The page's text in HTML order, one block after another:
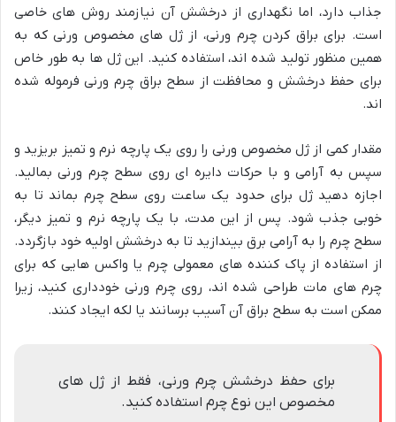
جذاب دارد، اما نگهداری از درخشش آن نیازمند روش های خاصی
است. برای براق کردن چرم ورنی، از ژل های مخصوص ورنی که به
همین منظور تولید شده اند، استفاده کنید. این ژل ها به طور خاص
برای حفظ درخشش و محافظت از سطح براق چرم ورنی فرموله شده
اند.
مقدار کمی از ژل مخصوص ورنی را روی یک پارچه نرم و تمیز بریزید و
سپس به آرامی و با حرکات دایره ای روی سطح چرم ورنی بمالید.
اجازه دهید ژل برای حدود یک ساعت روی سطح چرم بماند تا به
خوبی جذب شود. پس از این مدت، با یک پارچه نرم و تمیز دیگر،
سطح چرم را به آرامی برق بیندازید تا به درخشش اولیه خود بازگردد.
از استفاده از پاک کننده های معمولی چرم یا واکس هایی که برای
چرم های مات طراحی شده اند، روی چرم ورنی خودداری کنید، زیرا
ممکن است به سطح براق آن آسیب برسانند یا لکه ایجاد کنند.
برای حفظ درخشش چرم ورنی، فقط از ژل های
مخصوص این نوع چرم استفاده کنید.